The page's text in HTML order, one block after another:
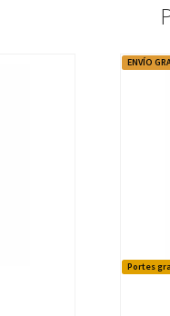
Portes
ENVÍO